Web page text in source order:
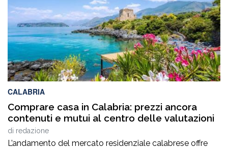
CALABRIA
Comprare casa in Calabria: prezzi ancora
contenuti e mutui al centro delle valutazioni
di redazione
L’andamento del mercato residenziale calabrese offre